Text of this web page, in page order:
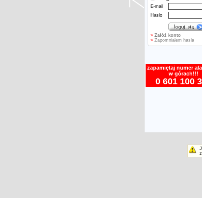
E-mail
Hasło
» Załóż konto
» Zapomniałem hasła
zapamiętaj numer
w górach!!!
0 601 100